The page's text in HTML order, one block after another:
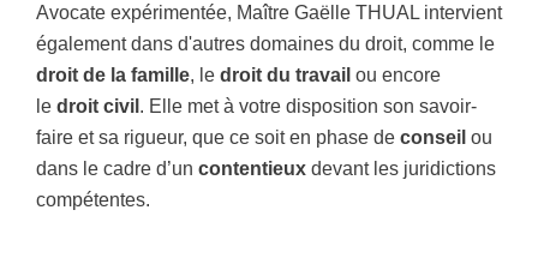
Avocate expérimentée, Maître Gaëlle THUAL intervient
également dans d'autres domaines du droit, comme le
droit de la famille, le droit du travail ou encore
le droit civil . Elle met à votre disposition son savoir-
faire et sa rigueur, que ce soit en phase de conseil ou
dans le cadre d’un contentieuxdevant les juridictions
compétentes.